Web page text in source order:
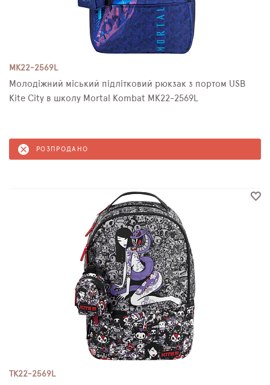
MK22-2569L
Молодіжний міський підлітковий рюкзак з портом USB
Kite City в школу Mortal Kombat MK22-2569L
РОЗПРОДАНО
TK22-2569L